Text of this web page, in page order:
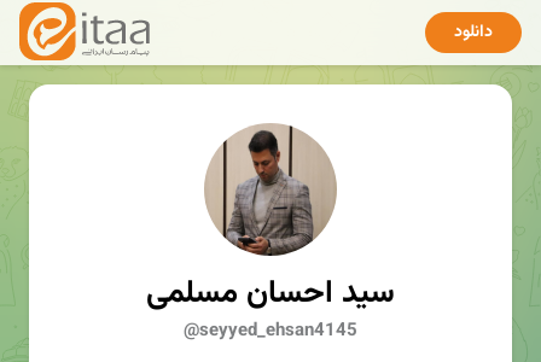
دانلود
سید احسان مسلمی
@seyyed_ehsan4145